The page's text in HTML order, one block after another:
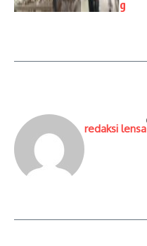
g
redaksi lensa